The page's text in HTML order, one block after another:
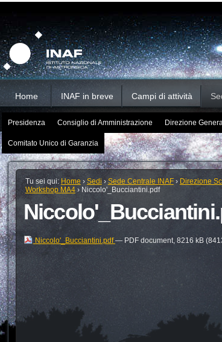
contenuti.
Salta
alla
navigazione
Home INAF in breve Campi di attività
Presidenza Consiglio di Amministrazione Direzione
Comitato Unico di Garanzia
Tu sei qui: Home › Sedi › Sede Centrale INAF › Direzione
Workshop MA4 › Niccolo'_Bucciantini.pdf
Niccolo'_Bucciantini.pdf— PDF document, 8216 kB